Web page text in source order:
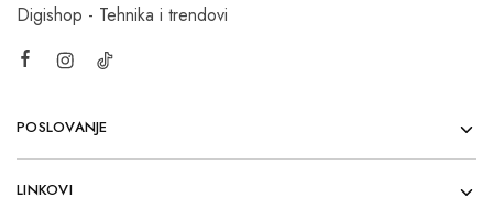
Digishop - Tehnika i trendovi
POSLOVANJE
LINKOVI